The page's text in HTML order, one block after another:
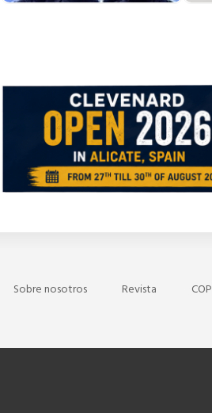
Sobre nosotros Revista COP